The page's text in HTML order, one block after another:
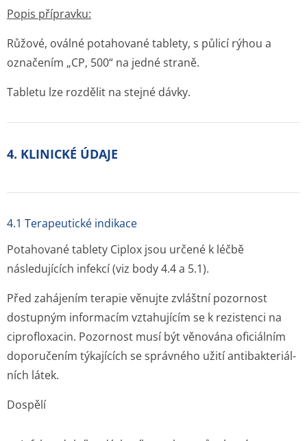
Popis přípravku:
Růžové, oválné potahované tablety, s půlicí rýhou a
označením „CP, 500“ na jedné straně.
Tabletu lze rozdělit na stejné dávky.
4. KLINICKÉ ÚDAJE
4.1 Terapeutické indikace
Potahované tablety Ciplox jsou určené k léčbě
následujících infekcí (viz body 4.4 a 5.1).
Před zahájením terapie věnujte zvláštní pozornost
dostupným informacím vztahujícím se k rezistenci na
ciprofloxacin. Pozornost musí být věnována oficiálním
doporučením týkajících se správného užití antibakteriál­
ních látek.
Dospělí